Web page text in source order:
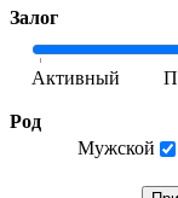
Залог
Род
Мужской